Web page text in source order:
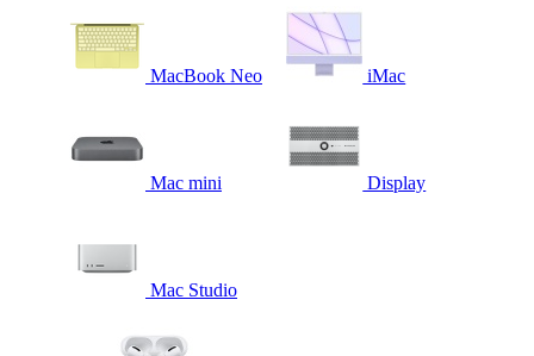
MacBook Neo iMac
Mac mini Display
Mac Studio